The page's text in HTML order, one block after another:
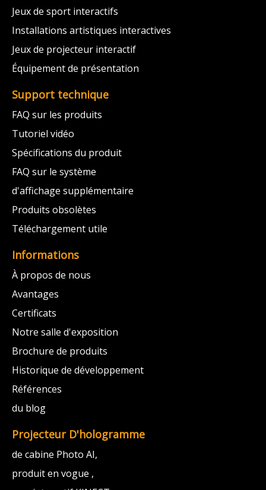
Jeux de sport interactifs
Installations artistiques interactives
Jeux de projecteur interactif
Équipement de présentation
Support technique
FAQ sur les produits
Tutoriel vidéo
Spécifications du produit
FAQ sur le système
d'affichage supplémentaire
Produits obsolètes
Téléchargement utile
Informations
À propos de nous
Avantages
Certificats
Notre salle d'exposition
Brochure de produits
Historique de développement
Références
du blog
Projecteur D'hologramme
de cabine Photo AI,
produit en vogue ,